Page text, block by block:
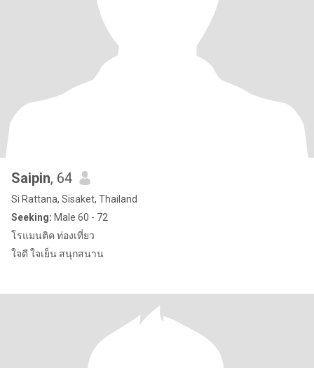
Saipin, 64
Si Rattana, Sisaket, Thailand
Seeking: Male 60 - 72
โรแมนติค ท่องเที่ยว
ใจดี ใจเย็น สนุกสนาน